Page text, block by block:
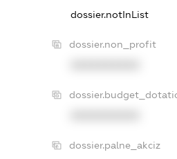
dossier.notInList
dossier.non_profit
dossier.palne_akciz